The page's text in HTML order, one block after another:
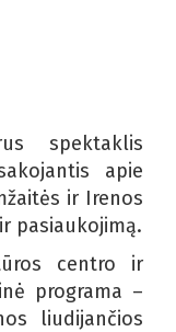
spektaklis
apie
ir Irenos
pasiaukojimą.
centro ir
programa –
liudijančios